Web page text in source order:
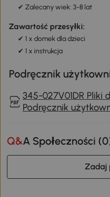
✔ Zalecany wiek: 3-8 lat
Zawartość przesyłki:
✔ 1 x domek dla dzieci
✔ 1 x instrukcja
Podręcznik
345-027V01DR Pliki
Podręcznik
Q&A Społeczności (0
Zadaj